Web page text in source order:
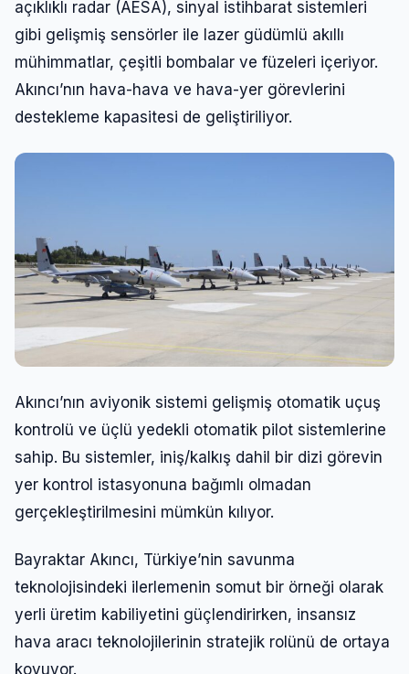
açıklıklı radar (AESA), sinyal istihbarat sistemleri
gibi gelişmiş sensörler ile lazer güdümlü akıllı
mühimmatlar, çeşitli bombalar ve füzeleri içeriyor.
Akıncı’nın hava-hava ve hava-yer görevlerini
destekleme kapasitesi de geliştiriliyor.
Akıncı’nın aviyonik sistemi gelişmiş otomatik uçuş
kontrolü ve üçlü yedekli otomatik pilot sistemlerine
sahip. Bu sistemler, iniş/kalkış dahil bir dizi görevin
yer kontrol istasyonuna bağımlı olmadan
gerçekleştirilmesini mümkün kılıyor.
Bayraktar Akıncı, Türkiye’nin savunma
teknolojisindeki ilerlemenin somut bir örneği olarak
yerli üretim kabiliyetini güçlendirirken, insansız
hava aracı teknolojilerinin stratejik rolünü de ortaya
koyuyor.